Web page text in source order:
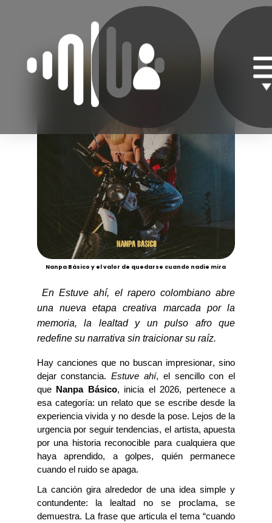
Nanpa Básico y el valor de quedarse cuando nadie mira
En Estuveahí, el rapero colombiano abre
una nueva etapa creativa marcada por la
memoria, la lealtad y un pulso afro que
redefine su narrativa sin traicionar su raíz.
Hay canciones que no buscan impresionar, sino
dejar constancia.Estuveahí, el sencillocon el
que NanpaBásico, inicia el 2026, pertenece a
esa categoría: un relato que se escribe desde la
experiencia vivida y no desde la pose. Lejos de la
urgencia por seguir tendencias, el artista, apuesta
por una historia reconocible para cualquiera que
haya aprendido, a golpes, quién permanece
cuando el ruido se apaga.
La canción gira alrededor de una idea simple y
contundente: la lealtad no se proclama, se
demuestra. La frase que articula el tema “cuando